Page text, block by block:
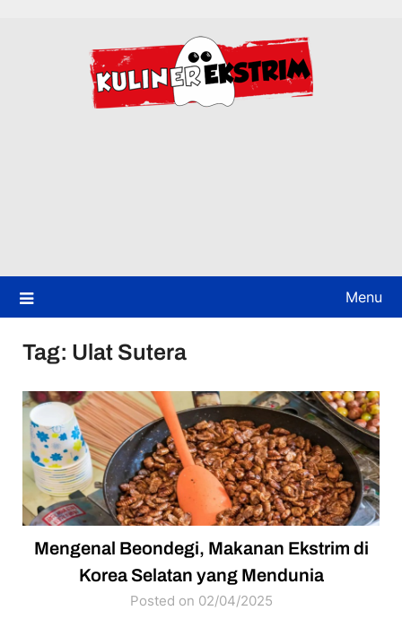
Menu
Tag: Ulat Sutera
Mengenal Beondegi, Makanan Ekstrim di
Korea Selatan yang Mendunia
Posted on 02/04/2025